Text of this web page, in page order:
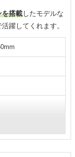
を搭載したモデルな
躍してくれます。